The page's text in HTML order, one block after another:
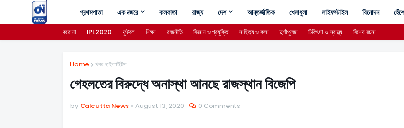
প্রথমপাতা এক নজরে কলকাতা রাজ্য দেশ আন্তর্জাতিক খেলাধুলা লাইফস্টাইল বিনোদন
করোনা IPL2020 ফুটবল শিক্ষা রাজনীতি বিজ্ঞান ও প্রযুক্তি সাহিত্য ও কলা দুর্গাপুজো চিকিৎসা ও স্বাস্থ্য বিশেষ রচনা
Home খবর হাইলাইটস
গেহলতের বিরুদ্ধে অনাস্থা আনছে রাজস্থান বিজেপি
by Calcutta News August 13, 2020 0 Comments